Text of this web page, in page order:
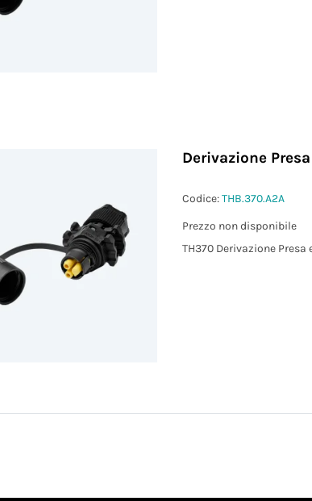
Derivazione
Codice:THB.370.A2A
Prezzo non disponibile
TH370 Derivazione Presa